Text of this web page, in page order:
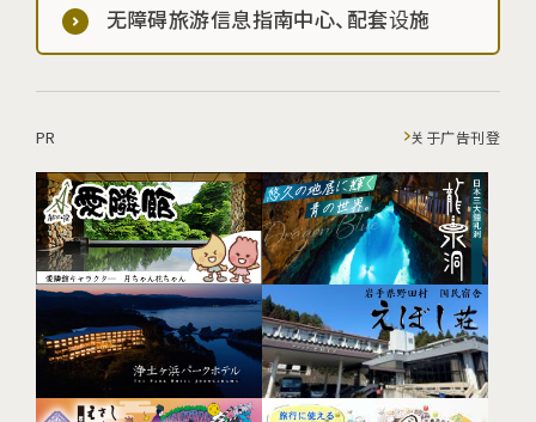
无障碍旅游信息指南中心、配套设施
PR 关于广告刊登